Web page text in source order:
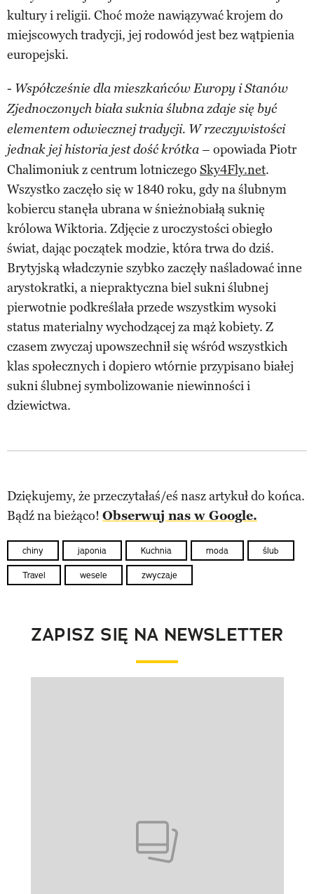
kultury i religii. Choć może nawiązywać krojem do
miejscowych tradycji, jej rodowód jest bez wątpienia
europejski.
- Współcześnie dla mieszkańców Europy i Stanów
Zjednoczonych biała suknia ślubna zdaje się być
elementem odwiecznej tradycji. W rzeczywistości
jednak jej historia jest dość krótka – opowiada Piotr
Chalimoniuk z centrum lotniczego Sky4Fly.net.
Wszystko zaczęło się w 1840 roku, gdy na ślubnym
kobiercu stanęła ubrana w śnieżnobiałą suknię
królowa Wiktoria. Zdjęcie z uroczystości obiegło
świat, dając początek modzie, która trwa do dziś.
Brytyjską władczynie szybko zaczęły naśladować inne
arystokratki, a niepraktyczna biel sukni ślubnej
pierwotnie podkreślała przede wszystkim wysoki
status materialny wychodzącej za mąż kobiety. Z
czasem zwyczaj upowszechnił się wśród wszystkich
klas społecznych i dopiero wtórnie przypisano białej
sukni ślubnej symbolizowanie niewinności i
dziewictwa.
Dziękujemy, że przeczytałaś/eś nasz artykuł do końca.
Bądź na bieżąco! Obserwuj nas w Google.
chiny japonia Kuchnia moda ślub
Travel wesele zwyczaje
ZAPISZ SIĘ NA NEWSLETTER